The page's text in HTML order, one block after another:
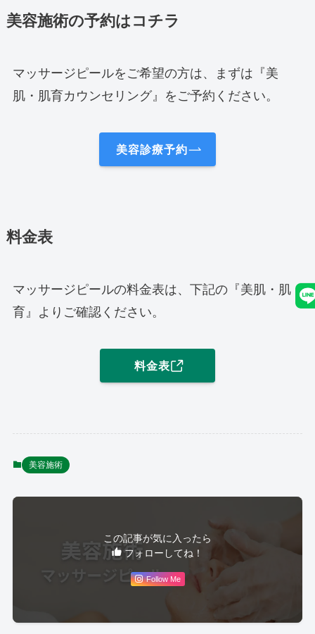
美容施術の予約はコチラ
マッサージピールをご希望の方は、まずは『美
肌・肌育カウンセリング』をご予約ください。
美容診療予約
料金表
マッサージピールの料金表は、下記の『美肌・肌
育』よりご確認ください。
料金表
美容施術
この記事が気に入ったら
フォローしてね！
Follow Me